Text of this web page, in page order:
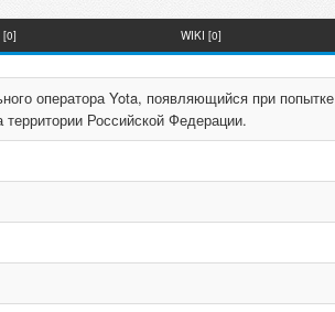
WIKI [0]
оператора Yota, появляющийся при попытке
Российской Федерации.